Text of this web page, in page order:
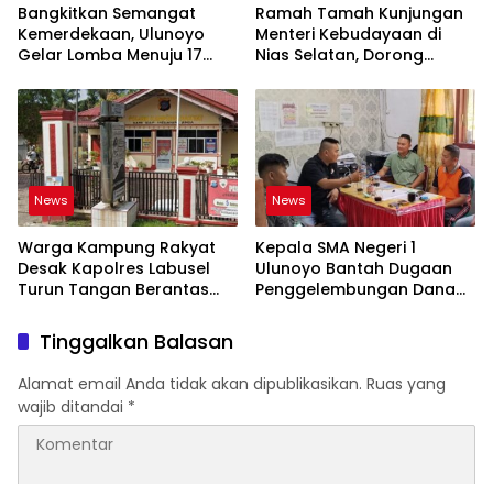
Bangkitkan Semangat
Kemerdekaan, Ulunoyo
Gelar Lomba Menuju 17
Ramah Tamah Kunjungan
Menteri Kebudayaan di
Nias Selatan, Dorong
Target UNESCO
News
Warga Kampung Rakyat
Desak Kapolres Labusel
Turun Tangan Berantas
di Perlabian
News
Kepala SMA Negeri 1
Ulunoyo Bantah Dugaan
Penggelembungan Dana
Tinggalkan Balasan
Alamat email Anda tidak akan dipublikasikan. Ruas yang
wajib ditandai *